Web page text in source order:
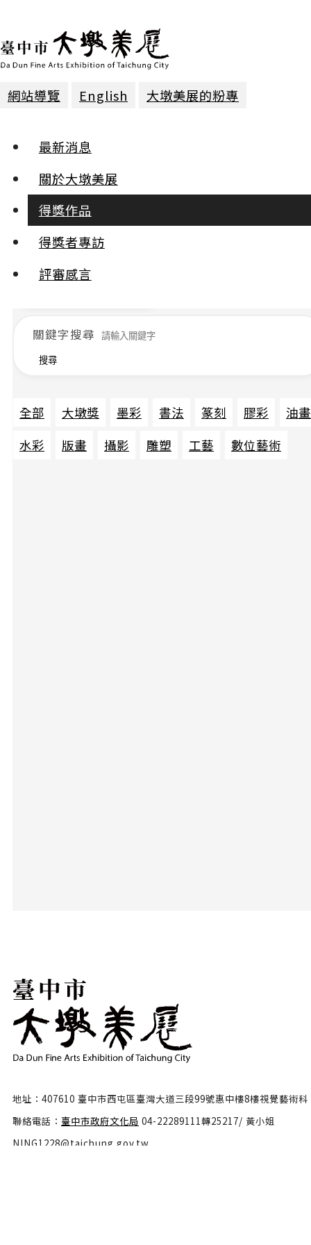
網站導覽 English 大墩美展的粉專
最新消息
關於大墩美展
得獎作品
得獎者專訪
評審感言
2026年第三十一屆
關鍵字搜尋
搜尋
全部 大墩獎 墨彩 書法 篆刻 膠彩
油畫
水彩
版畫 攝影 雕塑 工藝 數位藝術
地址：407610 臺中市西屯區臺灣大道三段99號惠中樓8樓視覺藝術科
聯絡電話： 臺中市政府文化局 04-22289111轉25217/ 黃小姐
NING1228@taichung.gov.tw